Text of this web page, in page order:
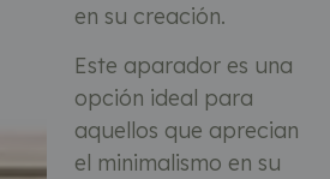
en su creación.
Este aparador es una
opción ideal para
aquellos que aprecian
el minimalismo en su